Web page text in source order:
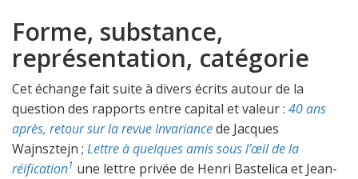
Forme, substance,
représentation, catégorie
Cet échange fait suite à divers écrits autour de la
question des rapports entre capital et valeur : 40 ans
après, retour sur la revue Invariancede Jacques
Wajnsztejn ; Lettre à quelques amis sous l’œil de la
réification1 une lettre privée de Henri Bastelica et Jean-